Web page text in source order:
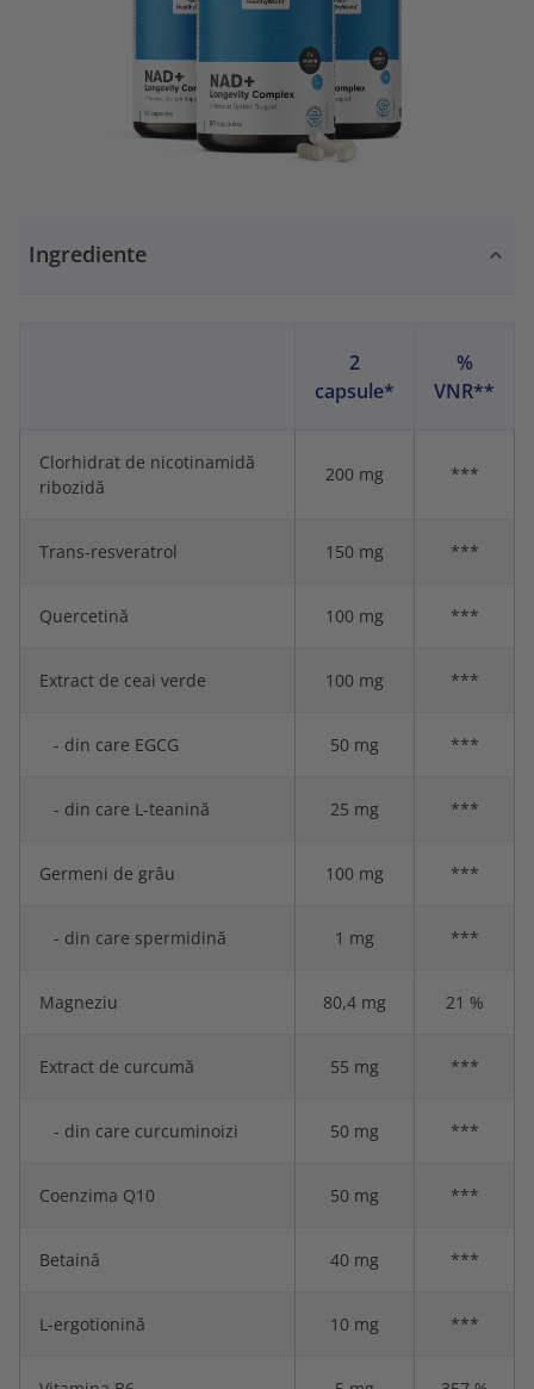
Ingrediente
2
capsule*
%
VNR**
Clorhidrat de nicotinamidă
ribozidă
200 mg ***
Trans-resveratrol 150 mg ***
Quercetină 100 mg ***
Extract de ceai verde 100 mg ***
- din care EGCG 50 mg ***
- din care L-teanină 25 mg ***
Germeni de grâu 100 mg ***
- din care spermidină 1 mg ***
Magneziu 80,4 mg 21 %
Extract de curcumă 55 mg ***
- din care curcuminoizi 50 mg ***
Coenzima Q10 50 mg ***
Betaină 40 mg ***
L-ergotionină 10 mg ***